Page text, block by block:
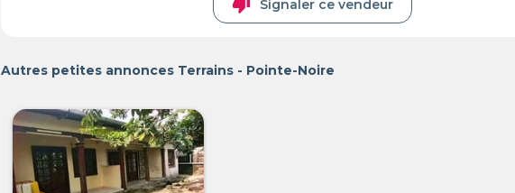
thumb_down Signaler ce vendeur
Autres petites annonces Terrains - Pointe-Noire